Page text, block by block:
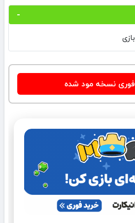
فوری نسخه مود شده